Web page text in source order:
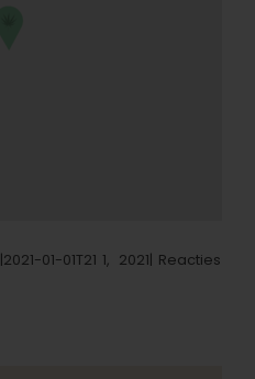
|2021-01-01T21 1, 2021| Reacties